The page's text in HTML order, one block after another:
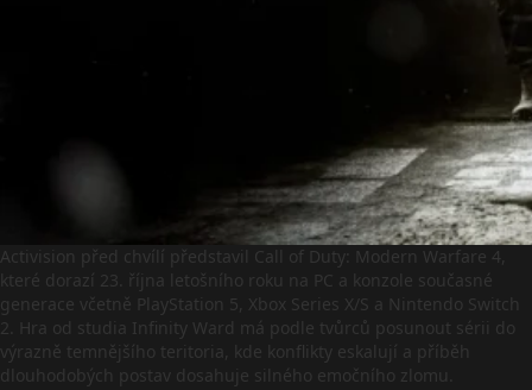
Activision před chvílí představil Call of Duty: Modern Warfare 4,
které dorazí 23. října letošního roku na PC a konzole současné
generace včetně PlayStation 5, Xbox Series X/S a Nintendo Switch
2. Hra od studia Infinity Ward má podle tvůrců posunout sérii do
výrazně temnějšího teritoria, kde konflikty eskalují a příběh
dlouhodobých postav dosahuje silného emočního zlomu.